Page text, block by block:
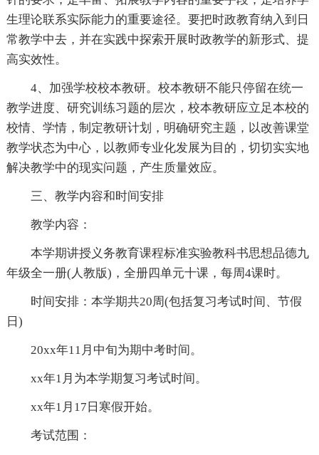
生理论联系实际能力的重要途径。要把时政教育纳入到日
常教学中去，并在实践中探索开展时政教学的新形式、提
高实效性。
4、加强学校校本教研。校本教研不能只停留在统一
教学进度、研究训练习题的层次，校本教研应立足本校的
校情、学情，制定教研计划，明确研究主题，以改善课堂
教学状态为中心，以教师专业化发展为目的，切切实实地
解决教学中的现实问题，产生质量效应。
三、教学内容和时间安排
教学内容：
本学期讲授义务教育课程标准实验教科书思想品德九
年级全一册(人教版)，全册四单元十课，每周4课时。
时间安排：本学期共20周(包括复习考试时间、节假
日)
20xx年11月中旬为期中考时间。
xx年1月为本学期复习考试时间。
xx年1月17日寒假开始。
考试范围：